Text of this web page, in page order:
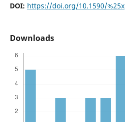
DOI: https://doi.org/10.1590/%25x
Downloads